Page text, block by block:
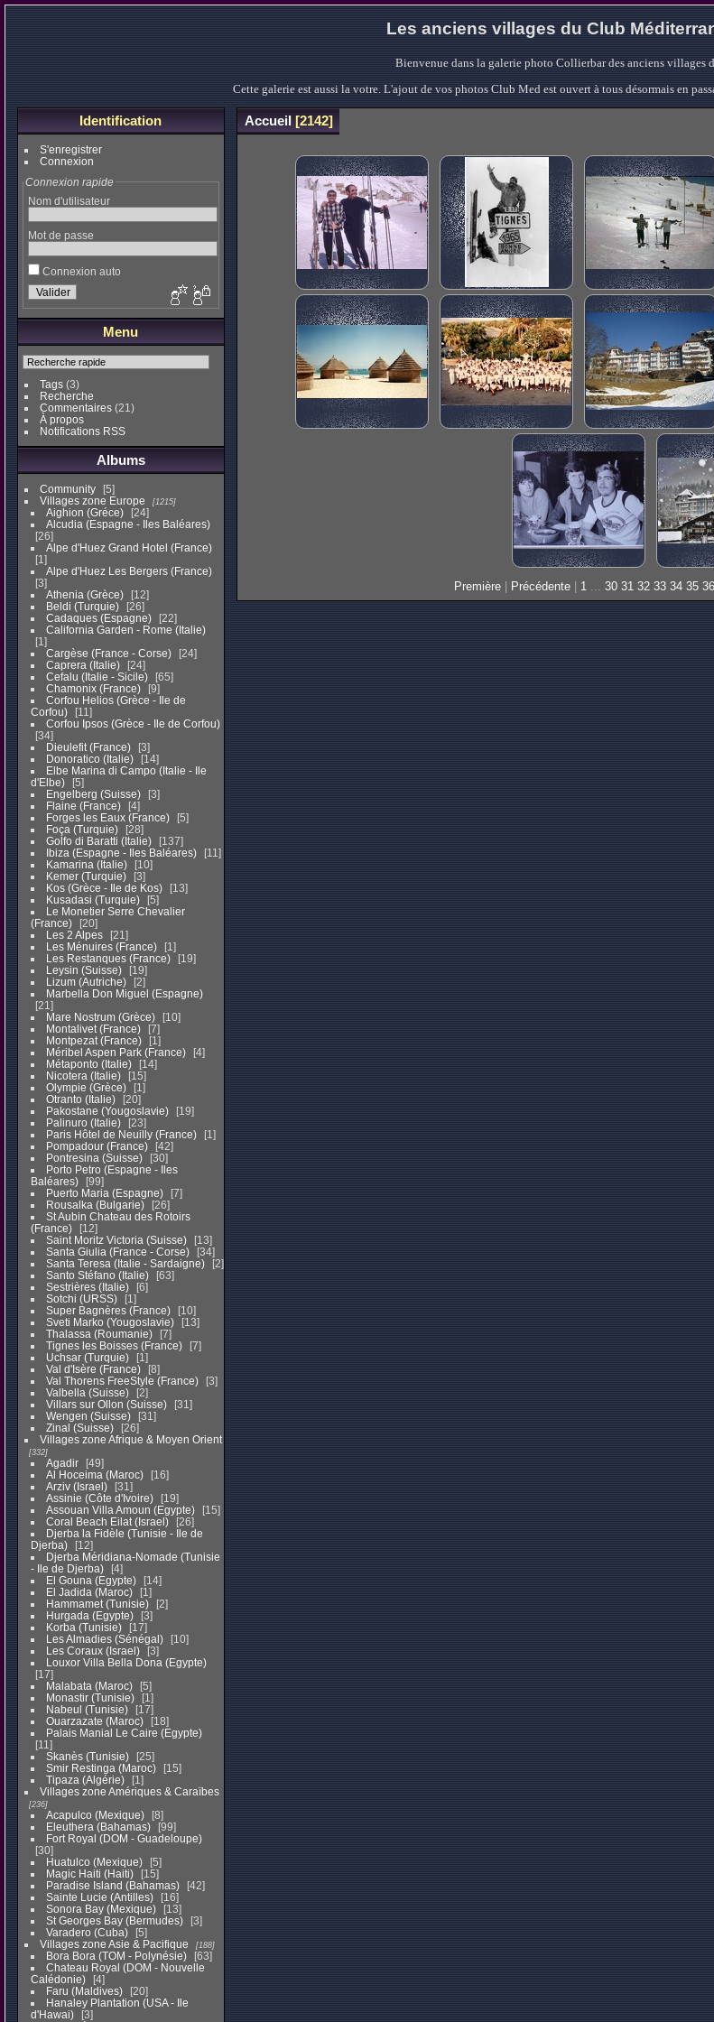
Les anciens villages du Club
Bienvenue dans la galerie photo Collierbar des anciens villages
Cette galerie est aussi la votre. L'ajout de vos photos Club Med est ouvert à tous désormais en
Identification
S'enregistrer
Connexion
Connexion rapide
Nom d'utilisateur
Mot de passe
Connexion auto
Menu
Tags(3)
Recherche
Commentaires(21)
À propos
Notifications RSS
Albums
Community
5
Villages zone Europe
1215
Aighion (Gréce)
24
Alcudia (Espagne - Iles Baléares)
26
Alpe d'Huez Grand Hotel (France)
1
Alpe d'Huez Les Bergers (France)
3
Athenia (Grèce)
12
Beldi (Turquie)
26
Cadaques (Espagne)
22
California Garden - Rome (Italie)
1
Cargèse (France - Corse)
24
Caprera (Italie)
24
Cefalu (Italie - Sicile)
65
Chamonix (France)
9
Corfou Helios (Grèce - Ile de
Corfou)
11
Corfou Ipsos (Grèce - Ile de Corfou)
34
Dieulefit (France)
3
Donoratico (Italie)
14
Elbe Marina di Campo (Italie - Ile
d'Elbe)
5
Engelberg (Suisse)
3
Flaine (France)
4
Forges les Eaux (France)
5
Foça (Turquie)
28
Golfo di Baratti (Italie)
137
Ibiza (Espagne - Iles Baléares)
11
Kamarina (Italie)
10
Kemer (Turquie)
3
Kos (Grèce - Ile de Kos)
13
Kusadasi (Turquie)
5
Le Monetier Serre Chevalier
(France)
20
Les 2 Alpes
21
Les Ménuires (France)
1
Les Restanques (France)
19
Leysin (Suisse)
19
Lizum (Autriche)
2
Marbella Don Miguel (Espagne)
21
Mare Nostrum (Grèce)
10
Montalivet (France)
7
Montpezat (France)
1
Méribel Aspen Park (France)
4
Métaponto (Italie)
14
Nicotera (Italie)
15
Olympie (Grèce)
1
Otranto (Italie)
20
Pakostane (Yougoslavie)
19
Palinuro (Italie)
23
Paris Hôtel de Neuilly (France)
1
Pompadour (France)
42
Pontresina (Suisse)
30
Porto Petro (Espagne - Iles
Baléares)
99
Puerto Maria (Espagne)
7
Rousalka (Bulgarie)
26
St Aubin Chateau des Rotoirs
(France)
12
Saint Moritz Victoria (Suisse)
13
Santa Giulia (France - Corse)
34
Santa Teresa (Italie - Sardaigne)
2
Santo Stéfano (Italie)
63
Sestrières (Italie)
6
Sotchi (URSS)
1
Super Bagnères (France)
10
Sveti Marko (Yougoslavie)
13
Thalassa (Roumanie)
7
Tignes les Boisses (France)
7
Uchsar (Turquie)
1
Val d'Isère (France)
8
Val Thorens FreeStyle (France)
3
Valbella (Suisse)
2
Villars sur Ollon (Suisse)
31
Wengen (Suisse)
31
Zinal (Suisse)
26
Villages zone Afrique & Moyen Orient
332
Agadir
49
Al Hoceima (Maroc)
16
Arziv (Israel)
31
Assinie (Côte d'Ivoire)
19
Assouan Villa Amoun (Egypte)
15
Coral Beach Eilat (Israel)
26
Djerba la Fidèle (Tunisie - Ile de
Djerba)
12
Djerba Méridiana-Nomade (Tunisie
- Ile de Djerba)
4
El Gouna (Egypte)
14
El Jadida (Maroc)
1
Hammamet (Tunisie)
2
Hurgada (Egypte)
3
Korba (Tunisie)
17
Les Almadies (Sénégal)
10
Les Coraux (Israel)
3
Louxor Villa Bella Dona (Egypte)
17
Malabata (Maroc)
5
Monastir (Tunisie)
1
Nabeul (Tunisie)
17
Ouarzazate (Maroc)
18
Palais Manial Le Caire (Egypte)
11
Skanès (Tunisie)
25
Smir Restinga (Maroc)
15
Tipaza (Algérie)
1
Villages zone Amériques & Caraïbes
236
Acapulco (Mexique)
8
Eleuthera (Bahamas)
99
Fort Royal (DOM - Guadeloupe)
30
Huatulco (Mexique)
5
Magic Haiti (Haiti)
15
Paradise Island (Bahamas)
42
Sainte Lucie (Antilles)
16
Sonora Bay (Mexique)
13
St Georges Bay (Bermudes)
3
Varadero (Cuba)
5
Villages zone Asie & Pacifique
188
Bora Bora (TOM - Polynésie)
63
Chateau Royal (DOM - Nouvelle
Calédonie)
4
Faru (Maldives)
20
Hanaley Plantation (USA - Ile
d'Hawai)
3
Accueil 2142
Première| Précédente| 1... 30 31 32 33 34 35 36